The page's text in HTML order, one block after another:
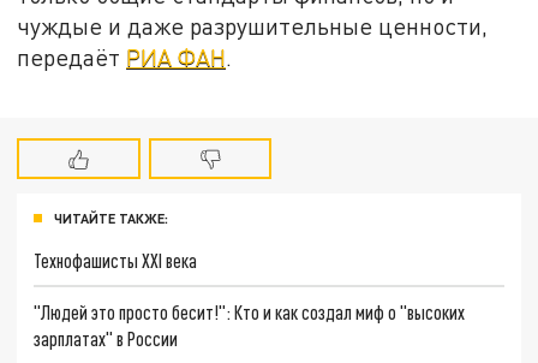
чуждые и даже разрушительные ценности,
передаёт РИА ФАН.
ЧИТАЙТЕ ТАКЖЕ:
Технофашисты XXI века
"Людей это просто бесит!": Кто и как создал миф о "высоких
зарплатах" в России